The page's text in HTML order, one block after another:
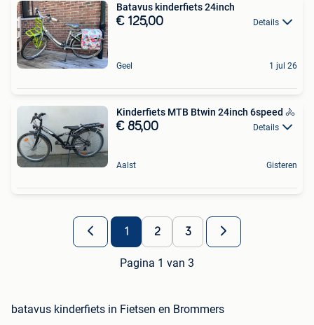
Batavus kinderfiets 24inch
€ 125,00 Details
Geel 1 jul 26
Kinderfiets MTB Btwin 24inch 6speed 🚴
€ 85,00 Details
Aalst Gisteren
1 2 3
Pagina 1 van 3
batavus kinderfiets in Fietsen en Brommers